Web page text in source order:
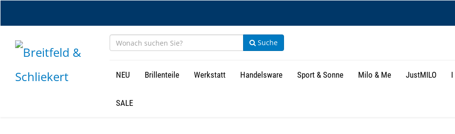
Suche
NEU Brillenteile Werkstatt Handelsware Sport & Sonne Milo & Me JustMILO I
SALE